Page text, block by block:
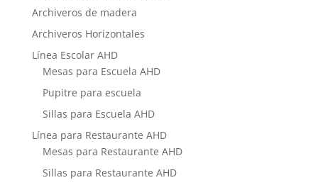
Archiveros de madera
Archiveros Horizontales
Línea Escolar AHD
Mesas para Escuela AHD
Pupitre para escuela
Sillas para Escuela AHD
Línea para Restaurante AHD
Mesas para Restaurante AHD
Sillas para Restaurante AHD